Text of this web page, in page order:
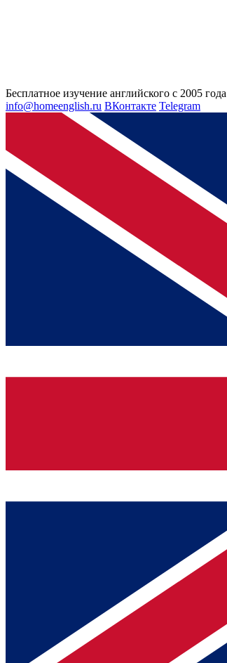
Бесплатное изучение английского с 2005 года
info@homeenglish.ru ВКонтакте Telegram